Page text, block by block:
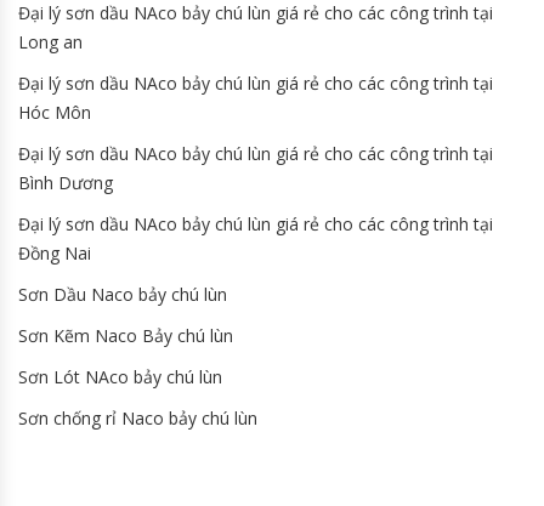
Đại lý sơn dầu NAco bảy chú lùn giá rẻ cho các công trình tại
Long an
Đại lý sơn dầu NAco bảy chú lùn giá rẻ cho các công trình tại
Hóc Môn
Đại lý sơn dầu NAco bảy chú lùn giá rẻ cho các công trình tại
Bình Dương
Đại lý sơn dầu NAco bảy chú lùn giá rẻ cho các công trình tại
Đồng Nai
Sơn Dầu Naco bảy chú lùn
Sơn Kẽm Naco Bảy chú lùn
Sơn Lót NAco bảy chú lùn
Sơn chống rỉ Naco bảy chú lùn